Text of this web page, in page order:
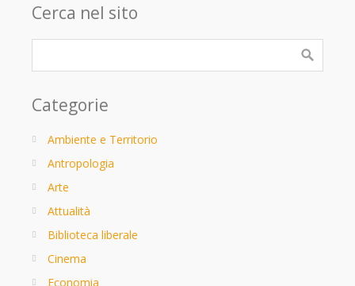
Cerca nel sito
Categorie
Ambiente e Territorio
Antropologia
Arte
Attualità
Biblioteca liberale
Cinema
Economia